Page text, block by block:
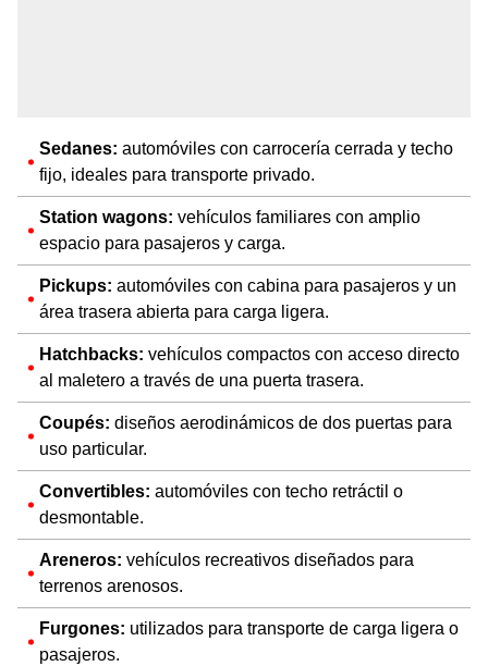
Sedanes: automóviles con carrocería cerrada y techo
fijo, ideales para transporte privado.
Station wagons: vehículos familiares con amplio
espacio para pasajeros y carga.
Pickups: automóviles con cabina para pasajeros y un
área trasera abierta para carga ligera.
Hatchbacks: vehículos compactos con acceso directo
al maletero a través de una puerta trasera.
Coupés: diseños aerodinámicos de dos puertas para
uso particular.
Convertibles: automóviles con techo retráctil o
desmontable.
Areneros: vehículos recreativos diseñados para
terrenos arenosos.
Furgones: utilizados para transporte de carga ligera o
pasajeros.